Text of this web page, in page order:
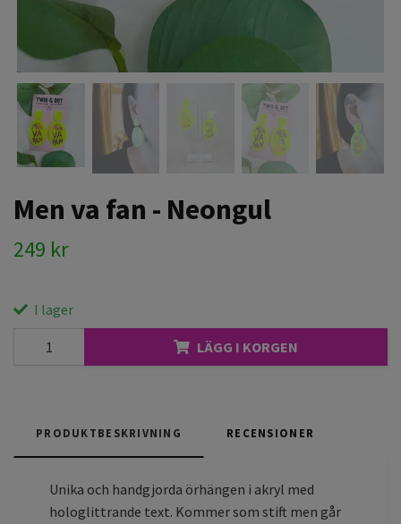
Men va fan - Neongul
249 kr
I lager
LÄGG I KORGEN
PRODUKTBESKRIVNING RECENSIONER
Unika och handgjorda örhängen i akryl med
hologlittrande text. Kommer som stift men går